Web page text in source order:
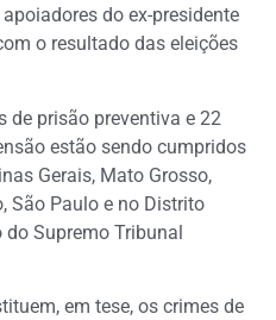
do ex-presidente
o resultado das eleições
de prisão preventiva e 22
estão sendo cumpridos
Gerais, Mato Grosso,
São Paulo e no Distrito
do Supremo Tribunal
em tese, os crimes de